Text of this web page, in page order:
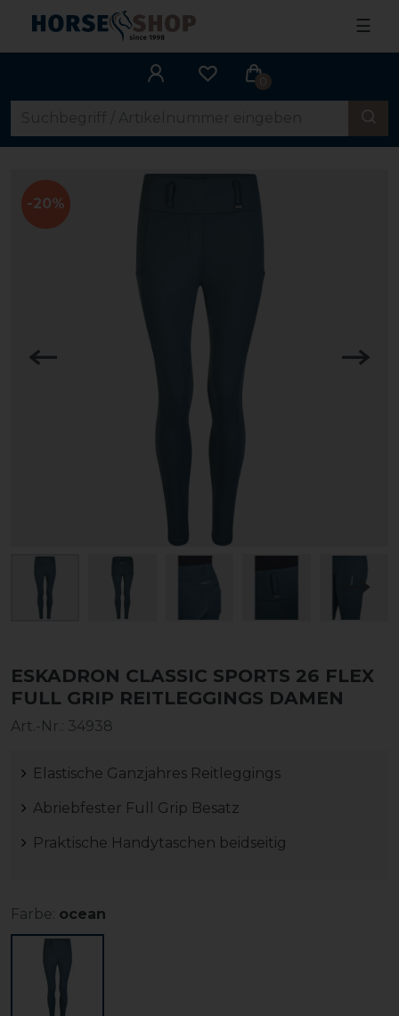
☰
0
-20%
ESKADRON CLASSIC SPORTS 26 FLEX
FULL GRIP REITLEGGINGS DAMEN
Art.-Nr.: 34938
Elastische Ganzjahres Reitleggings
Abriebfester Full Grip Besatz
Praktische Handytaschen beidseitig
Farbe: ocean